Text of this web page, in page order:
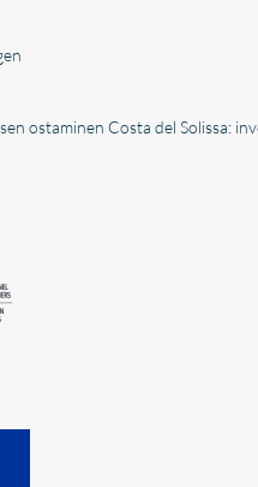
ostaminen Costa del Solissa: